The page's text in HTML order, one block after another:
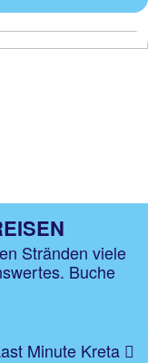
Stränden viele
Buche
Minute Kreta